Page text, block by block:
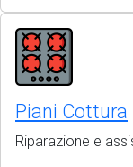
Piani Cottura
Riparazione e